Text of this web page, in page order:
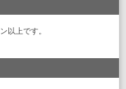
以上です。